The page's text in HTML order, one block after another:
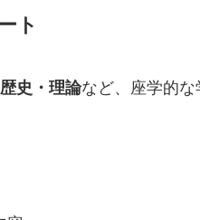
ト
史・理論など、座学的